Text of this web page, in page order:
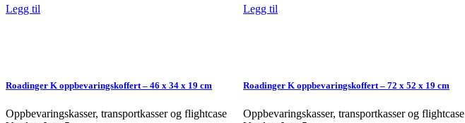
Legg til
Legg til
Roadinger K oppbevaringskoffert – 46 x 34 x 19 cm
Oppbevaringskasser, transportkasser og flightcase
Roadinger K oppbevaringskoffert – 72 x 52 x 19 cm
Oppbevaringskasser, transportkasser og flightcase